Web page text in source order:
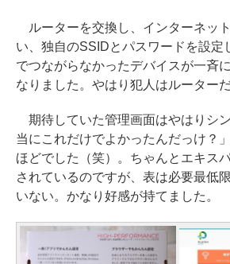
ルーターを交換し、インターネッ
い、独自のSSIDとパスワードを設定
でつながらなかったデバイスが一斉
なりました。やはり犯人はルーター
期待していた管理画面はやはりシ
当にこれだけでよかったんだっけ？
ほどでした（笑）。ちゃんとエキス
されているのですが、表は必要最低
いない。かなり好感が持てました。